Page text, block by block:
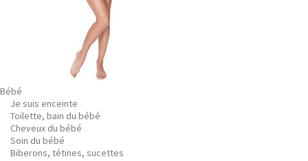
Bébé
Je suis enceinte
Toilette, bain du bébé
Cheveux du bébé
Soin du bébé
Biberons, tétines, sucettes